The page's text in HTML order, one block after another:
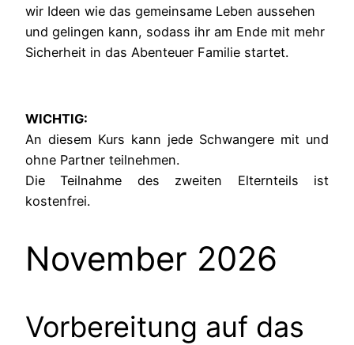
wir Ideen wie das gemeinsame Leben aussehen
und gelingen kann, sodass ihr am Ende mit mehr
Sicherheit in das Abenteuer Familie startet.
WICHTIG:
An diesem Kurs kann jede Schwangere mit und
ohne Partner teilnehmen.
Die Teilnahme des zweiten Elternteils ist
kostenfrei.
November 2026
Vorbereitung auf das